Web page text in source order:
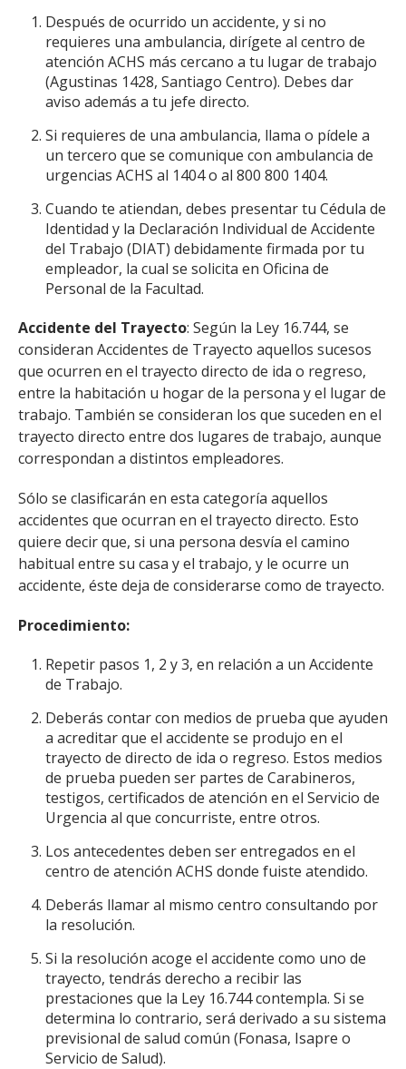
Después de ocurrido un accidente, y si no
requieres una ambulancia, dirígete al centro de
atención ACHS más cercano a tu lugar de trabajo
(Agustinas 1428, Santiago Centro). Debes dar
aviso además a tu jefe directo.
Si requieres de una ambulancia, llama o pídele a
un tercero que se comunique con ambulancia de
urgencias ACHS al 1404 o al 800 800 1404.
Cuando te atiendan, debes presentar tu Cédula de
Identidad y la Declaración Individual de Accidente
del Trabajo (DIAT) debidamente firmada por tu
empleador, la cual se solicita en Oficina de
Personal de la Facultad.
Accidente del Trayecto: Según la Ley 16.744, se
consideran Accidentes de Trayecto aquellos sucesos
que ocurren en el trayecto directo de ida o regreso,
entre la habitación u hogar de la persona y el lugar de
trabajo. También se consideran los que suceden en el
trayecto directo entre dos lugares de trabajo, aunque
correspondan a distintos empleadores.
Sólo se clasificarán en esta categoría aquellos
accidentes que ocurran en el trayecto directo. Esto
quiere decir que, si una persona desvía el camino
habitual entre su casa y el trabajo, y le ocurre un
accidente, éste deja de considerarse como de trayecto.
Procedimiento:
Repetir pasos 1, 2 y 3, en relación a un Accidente
de Trabajo.
Deberás contar con medios de prueba que ayuden
a acreditar que el accidente se produjo en el
trayecto de directo de ida o regreso. Estos medios
de prueba pueden ser partes de Carabineros,
testigos, certificados de atención en el Servicio de
Urgencia al que concurriste, entre otros.
Los antecedentes deben ser entregados en el
centro de atención ACHS donde fuiste atendido.
Deberás llamar al mismo centro consultando por
la resolución.
Si la resolución acoge el accidente como uno de
trayecto, tendrás derecho a recibir las
prestaciones que la Ley 16.744 contempla. Si se
determina lo contrario, será derivado a su sistema
previsional de salud común (Fonasa, Isapre o
Servicio de Salud).